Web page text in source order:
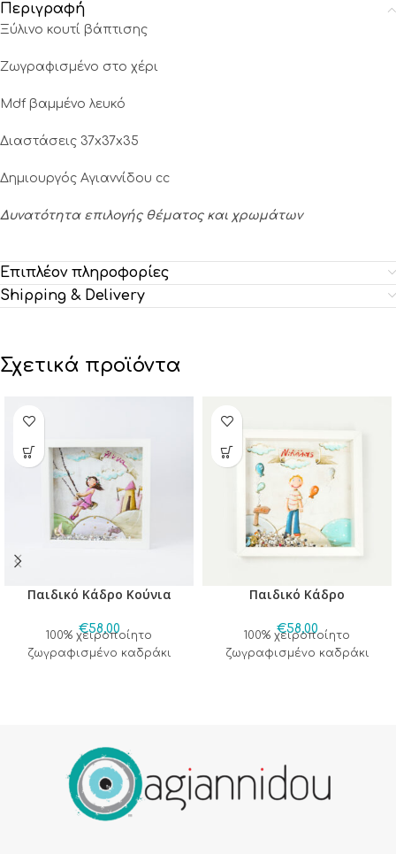
Περιγραφή
Ξύλινο κουτί βάπτισης
Ζωγραφισμένο στο χέρι
Mdf βαμμένο λευκό
Διαστάσεις 37x37x35
Δημιουργός Αγιαννίδου cc
Δυνατότητα επιλογής θέματος και χρωμάτων
Επιπλέον πληροφορίες
Shipping & Delivery
Σχετικά προϊόντα
Παιδικό Κάδρο Κούνια
€58,00
100% χειροποίητο
ζωγραφισμένο καδράκι
Παιδικό Κάδρο
€58,00
100% χειροποίητο
ζωγραφισμένο καδράκι